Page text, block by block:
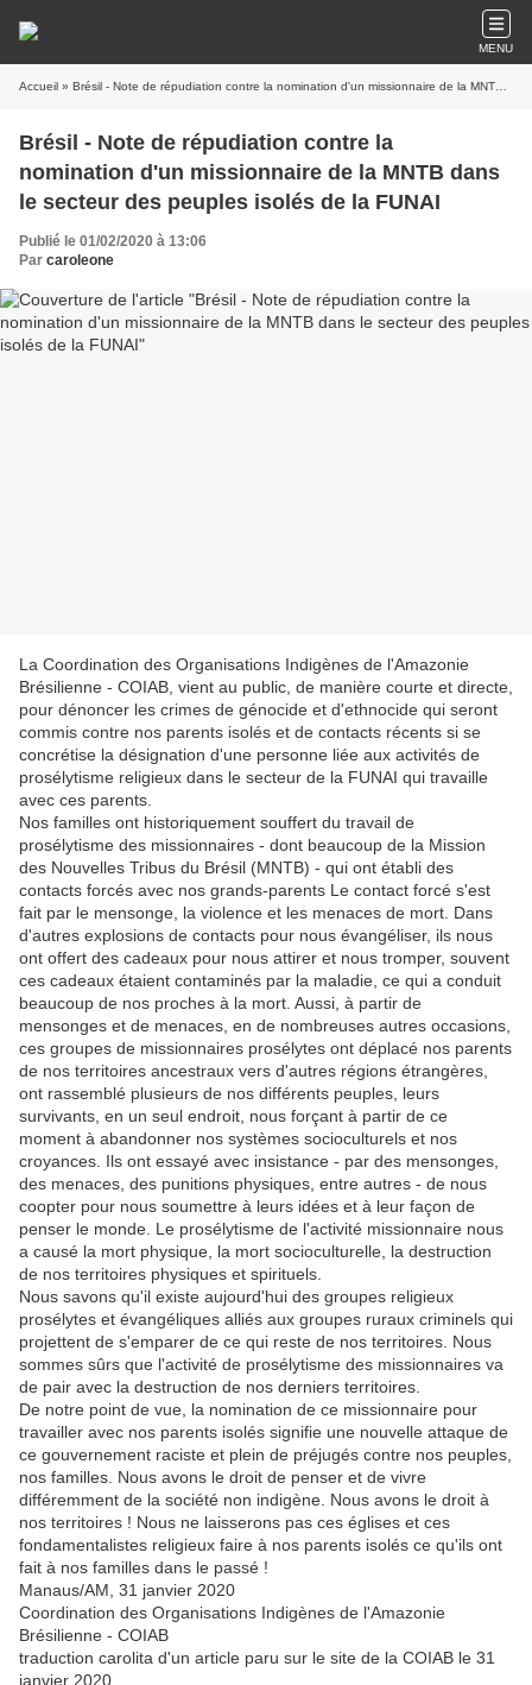
MENU
Accueil » Brésil - Note de répudiation contre la nomination d'un missionnaire de la MNTB dans le secteur des peuples isolés de la FUNAI
Brésil - Note de répudiation contre la
nomination d'un missionnaire de la MNTB dans
le secteur des peuples isolés de la FUNAI
Publié le 01/02/2020 à 13:06
Par caroleone
La Coordination des Organisations Indigènes de l'Amazonie
Brésilienne - COIAB, vient au public, de manière courte et directe,
pour dénoncer les crimes de génocide et d'ethnocide qui seront
commis contre nos parents isolés et de contacts récents si se
concrétise la désignation d'une personne liée aux activités de
prosélytisme religieux dans le secteur de la FUNAI qui travaille
avec ces parents.
Nos familles ont historiquement souffert du travail de
prosélytisme des missionnaires - dont beaucoup de la Mission
des Nouvelles Tribus du Brésil (MNTB) - qui ont établi des
contacts forcés avec nos grands-parents Le contact forcé s'est
fait par le mensonge, la violence et les menaces de mort. Dans
d'autres explosions de contacts pour nous évangéliser, ils nous
ont offert des cadeaux pour nous attirer et nous tromper, souvent
ces cadeaux étaient contaminés par la maladie, ce qui a conduit
beaucoup de nos proches à la mort. Aussi, à partir de
mensonges et de menaces, en de nombreuses autres occasions,
ces groupes de missionnaires prosélytes ont déplacé nos parents
de nos territoires ancestraux vers d'autres régions étrangères,
ont rassemblé plusieurs de nos différents peuples, leurs
survivants, en un seul endroit, nous forçant à partir de ce
moment à abandonner nos systèmes socioculturels et nos
croyances. Ils ont essayé avec insistance - par des mensonges,
des menaces, des punitions physiques, entre autres - de nous
coopter pour nous soumettre à leurs idées et à leur façon de
penser le monde. Le prosélytisme de l'activité missionnaire nous
a causé la mort physique, la mort socioculturelle, la destruction
de nos territoires physiques et spirituels.
Nous savons qu'il existe aujourd'hui des groupes religieux
prosélytes et évangéliques alliés aux groupes ruraux criminels qui
projettent de s'emparer de ce qui reste de nos territoires. Nous
sommes sûrs que l'activité de prosélytisme des missionnaires va
de pair avec la destruction de nos derniers territoires.
De notre point de vue, la nomination de ce missionnaire pour
travailler avec nos parents isolés signifie une nouvelle attaque de
ce gouvernement raciste et plein de préjugés contre nos peuples,
nos familles. Nous avons le droit de penser et de vivre
différemment de la société non indigène. Nous avons le droit à
nos territoires ! Nous ne laisserons pas ces églises et ces
fondamentalistes religieux faire à nos parents isolés ce qu'ils ont
fait à nos familles dans le passé !
Manaus/AM, 31 janvier 2020
Coordination des Organisations Indigènes de l'Amazonie
Brésilienne - COIAB
traduction carolita d'un article paru sur le site de la COIAB le 31
janvier 2020